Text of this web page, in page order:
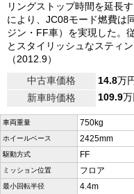
リングストップ時間を延長
により、JC08モード燃費は
ジン・FF車）を実現した。
とスタイリッシュなスティ
（2012.9）
中古車価格
14.8万
新車時価格
109.9
車両重量 750kg
ホイールベース 2425mm
駆動方式 FF
ミッション位置 フロア
最小回転半径 4.4m